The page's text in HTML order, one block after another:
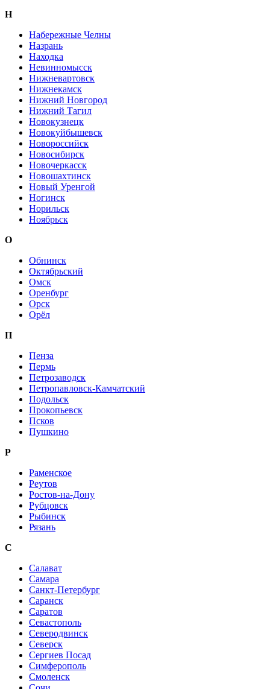
Н
Набережные Челны
Назрань
Находка
Невинномысск
Нижневартовск
Нижнекамск
Нижний Новгород
Нижний Тагил
Новокузнецк
Новокуйбышевск
Новороссийск
Новосибирск
Новочеркасск
Новошахтинск
Новый Уренгой
Ногинск
Норильск
Ноябрьск
О
Обнинск
Октябрьский
Омск
Оренбург
Орск
Орёл
П
Пенза
Пермь
Петрозаводск
Петропавловск-Камчатский
Подольск
Прокопьевск
Псков
Пушкино
Р
Раменское
Реутов
Ростов-на-Дону
Рубцовск
Рыбинск
Рязань
С
Салават
Самара
Санкт-Петербург
Саранск
Саратов
Севастополь
Северодвинск
Северск
Сергиев Посад
Симферополь
Смоленск